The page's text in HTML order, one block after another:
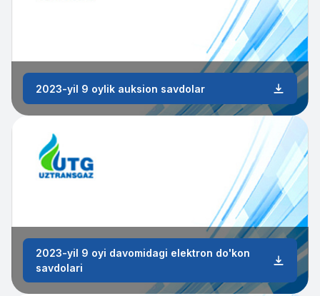
2023-yil 9 oylik auksion savdolar
2023-yil 9 oyi davomidagi elektron do'kon
savdolari